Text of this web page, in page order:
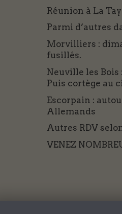
Réunion à La
Parmi d’autres
Morvilliers :
fusillés.
Neuville les Bois
Puis cortège au
Escorpain :
Allemands
Autres RDV
VENEZ